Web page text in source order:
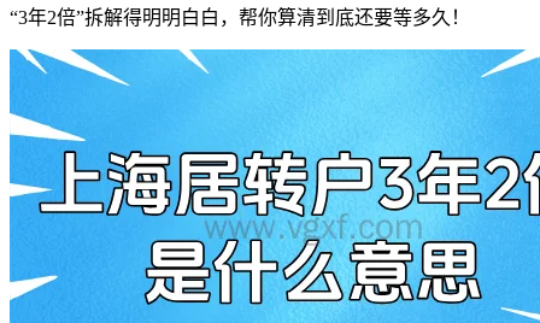
“3年2倍”拆解得明明白白，帮你算清到底还要等多久！